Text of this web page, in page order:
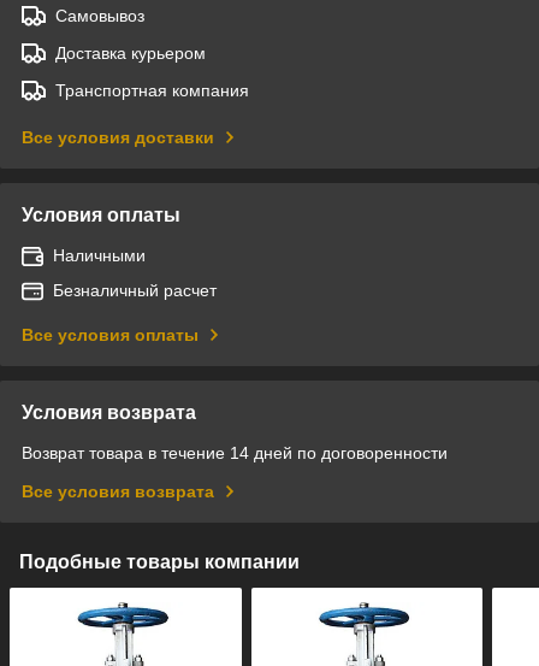
Самовывоз
Доставка курьером
Транспортная компания
Все условия доставки
Условия оплаты
Наличными
Безналичный расчет
Все условия оплаты
Условия возврата
Возврат товара в течение 14 дней по договоренности
Все условия возврата
Подобные товары компании